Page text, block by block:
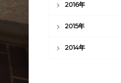
2016年
2015年
2014年